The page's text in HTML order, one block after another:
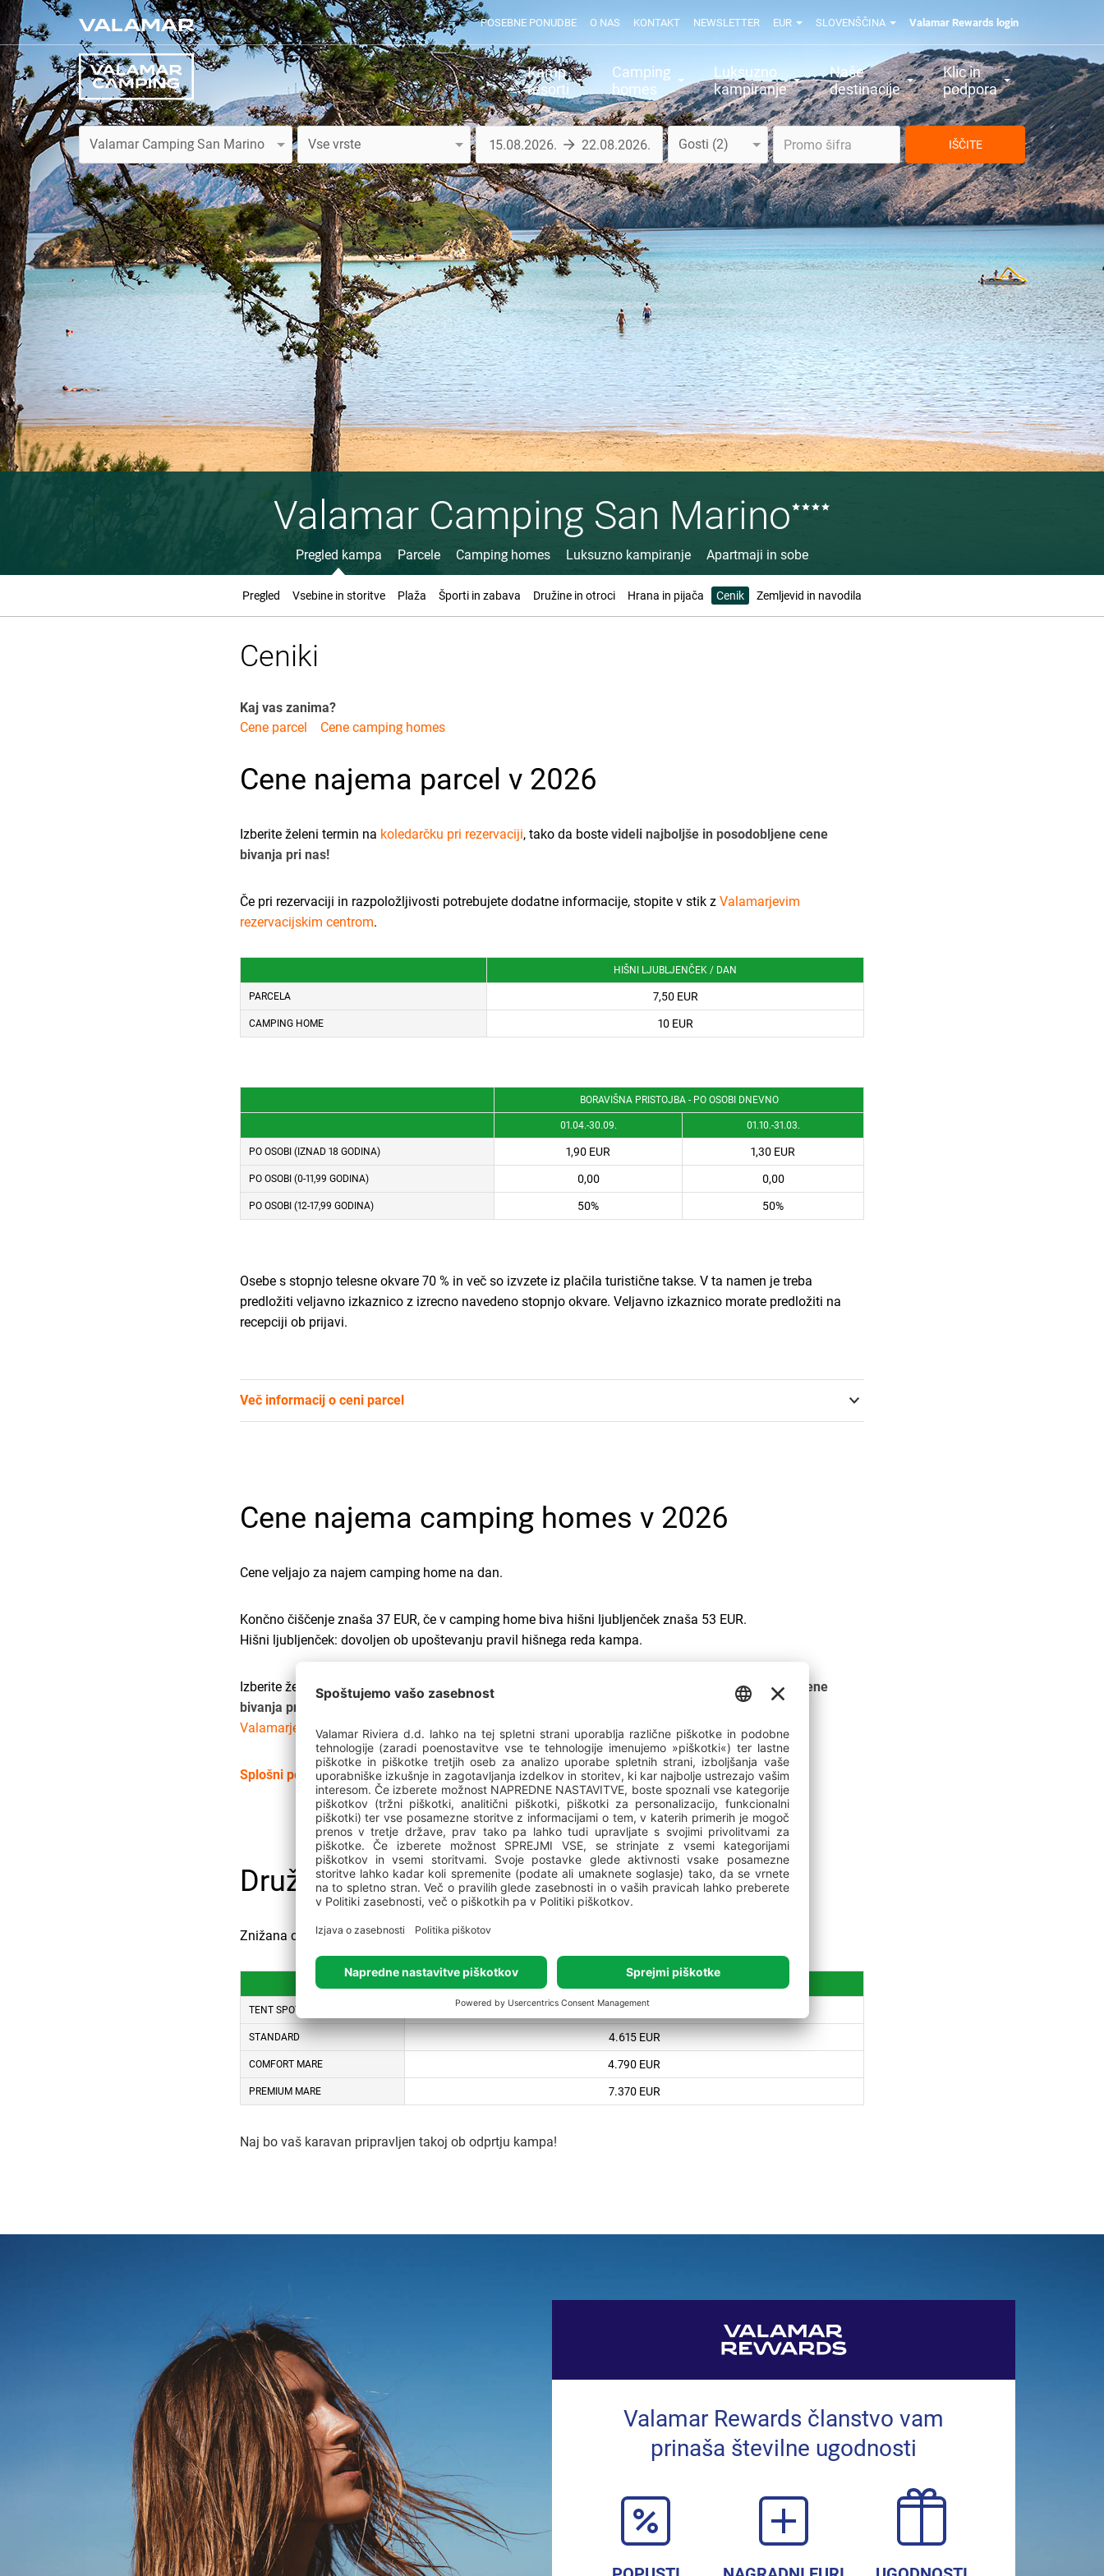
POSEBNE PONUDBE O NAS KONTAKT NEWSLETTER EUR SLOVENŠČINA Valamar Rewards login
Kamp
resorti
Camping
homes
Luksuzno
kampiranje
Naše
destinacije
Klic in
podpora
Gosti 2 IŠČITE
Valamar Camping San Marino
Pregled kampa Parcele Camping homes Luksuzno kampiranje Apartmaji in sobe
Pregled Vsebine in storitve Plaža Športi in zabava Družine in otroci Hrana in pijača Cenik Zemljevid in navodila
Ceniki
Kaj vas zanima?
Cene parcel
Cene camping homes
Cene najema parcel v 2026
Izberite želeni termin na koledarčku pri rezervaciji, tako da boste videli najboljše in posodobljene cene
bivanja pri nas!
Če pri rezervaciji in razpoložljivosti potrebujete dodatne informacije, stopite v stik z Valamarjevim
rezervacijskim centrom.
HIŠNI LJUBLJENČEK / DAN
PARCELA 7,50 EUR
CAMPING HOME 10 EUR
BORAVIŠNA PRISTOJBA - PO OSOBI DNEVNO
01.04.-30.09. 01.10.-31.03.
PO OSOBI (IZNAD 18 GODINA) 1,90 EUR 1,30 EUR
PO OSOBI (0-11,99 GODINA) 0,00 0,00
PO OSOBI (12-17,99 GODINA) 50% 50%
Osebe s stopnjo telesne okvare 70 % in več so izvzete iz plačila turistične takse. V ta namen je treba
predložiti veljavno izkaznico z izrecno navedeno stopnjo okvare. Veljavno izkaznico morate predložiti na
recepciji ob prijavi.
Več informacij o ceni parcel
Cene najema camping homes v 2026
Cene veljajo za najem camping home na dan.
Končno čiščenje znaša 37 EUR, če v camping home biva hišni ljubljenček znaša 53 EUR.
Hišni ljubljenček: dovoljen ob upoštevanju pravil hišnega reda kampa.
Izberite želeni termin nakoledarčku pri rezervaciji
videli najboljše in posodobljene cene
bivanja pri nas!
Če pri rezervaciji in razpoložljivosti potrebujete dodatne informacije, stopite v stik z
Valamarjevim rezervacijskim centrom
Splošni pogoji rezervacije ›
Družinski pavšal za celo sezono 2026
Znižana cena v celotnem obdobju med 01.05. in 30.09.2026!
CENA PAVŠALA ZA CELOTNO SEZONO (VKLJ. Z DDV)
TENT SPOT 4.470 EUR
STANDARD 4.615 EUR
COMFORT MARE 4.790 EUR
PREMIUM MARE 7.370 EUR
Naj bo vaš karavan pripravljen takoj ob odprtju kampa!
Valamar Rewards članstvo vam
prinaša številne ugodnosti